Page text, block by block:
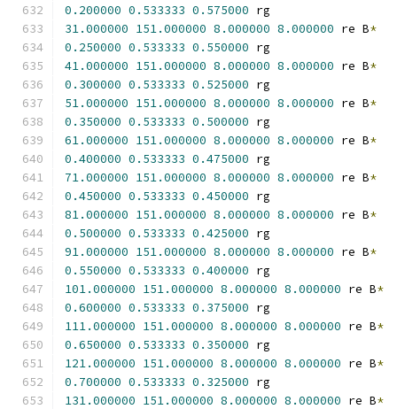
0.200000 0.533333 0.575000 rg
31.000000 151.000000 8.000000 8.000000 re B*
0.250000 0.533333 0.550000 rg
41.000000 151.000000 8.000000 8.000000 re B*
0.300000 0.533333 0.525000 rg
51.000000 151.000000 8.000000 8.000000 re B*
0.350000 0.533333 0.500000 rg
61.000000 151.000000 8.000000 8.000000 re B*
0.400000 0.533333 0.475000 rg
71.000000 151.000000 8.000000 8.000000 re B*
0.450000 0.533333 0.450000 rg
81.000000 151.000000 8.000000 8.000000 re B*
0.500000 0.533333 0.425000 rg
91.000000 151.000000 8.000000 8.000000 re B*
0.550000 0.533333 0.400000 rg
101.000000 151.000000 8.000000 8.000000 re B*
0.600000 0.533333 0.375000 rg
111.000000 151.000000 8.000000 8.000000 re B*
0.650000 0.533333 0.350000 rg
121.000000 151.000000 8.000000 8.000000 re B*
0.700000 0.533333 0.325000 rg
131.000000 151.000000 8.000000 8.000000 re B*